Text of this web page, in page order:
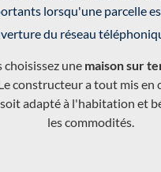
lorsqu'une parcelle
du réseau
choisissez une maison sur
constructeur a tout mis
adapté à l'habitation et
les commodités.